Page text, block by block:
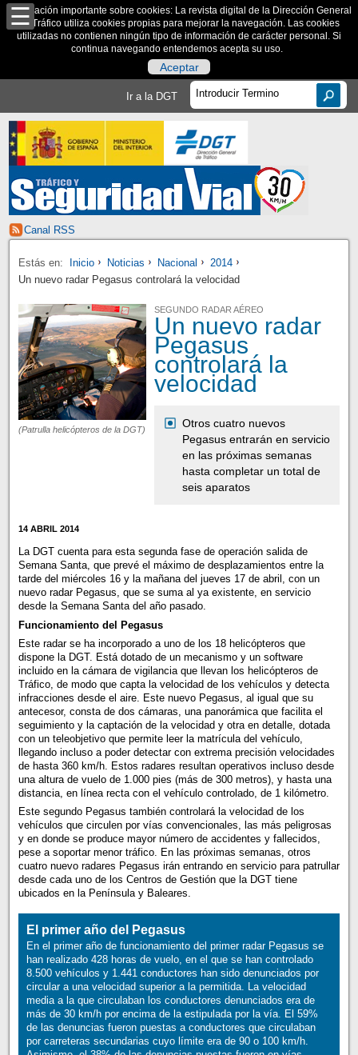
Información importante sobre cookies: La revista digital de la Dirección General
de Tráfico utiliza cookies propias para mejorar la navegación. Las cookies
utilizadas no contienen ningún tipo de información de carácter personal. Si
continua navegando entendemos acepta su uso.
Aceptar
Ir a la DGT
Canal RSS
Estás en: Inicio Noticias Nacional
2014
Un nuevo radar Pegasus controlará la velocidad
(Patrulla helicópteros de la DGT)
SEGUNDO RADAR AÉREO
Un nuevo radar
Pegasus
controlará la
velocidad
Otros cuatro nuevos
Pegasus entrarán en servicio
en las próximas semanas
hasta completar un total de
seis aparatos
14 ABRIL 2014
La DGT cuenta para esta segunda fase de operación salida de
Semana Santa, que prevé el máximo de desplazamientos entre la
tarde del miércoles 16 y la mañana del jueves 17 de abril, con un
nuevo radar Pegasus, que se suma al ya existente, en servicio
desde la Semana Santa del año pasado.
Funcionamiento del Pegasus
Este radar se ha incorporado a uno de los 18 helicópteros que
dispone la DGT. Está dotado de un mecanismo y un software
incluido en la cámara de vigilancia que llevan los helicópteros de
Tráfico, de modo que capta la velocidad de los vehículos y detecta
infracciones desde el aire. Este nuevo Pegasus, al igual que su
antecesor, consta de dos cámaras, una panorámica que facilita el
seguimiento y la captación de la velocidad y otra en detalle, dotada
con un teleobjetivo que permite leer la matrícula del vehículo,
llegando incluso a poder detectar con extrema precisión velocidades
de hasta 360 km/h. Estos radares resultan operativos incluso desde
una altura de vuelo de 1.000 pies (más de 300 metros), y hasta una
distancia, en línea recta con el vehículo controlado, de 1 kilómetro.
Este segundo Pegasus también controlará la velocidad de los
vehículos que circulen por vías convencionales, las más peligrosas
y en donde se produce mayor número de accidentes y fallecidos,
pese a soportar menor tráfico. En las próximas semanas, otros
cuatro nuevo radares Pegasus irán entrando en servicio para patrullar
desde cada uno de los Centros de Gestión que la DGT tiene
ubicados en la Península y Baleares.
El primer año del Pegasus
En el primer año de funcionamiento del primer radar Pegasus se
han realizado 428 horas de vuelo, en el que se han controlado
8.500 vehículos y 1.441 conductores han sido denunciados por
circular a una velocidad superior a la permitida. La velocidad
media a la que circulaban los conductores denunciados era de
más de 30 km/h por encima de la estipulada por la vía. El 59%
de las denuncias fueron puestas a conductores que circulaban
por carreteras secundarias cuyo límite era de 90 o 100 km/h.